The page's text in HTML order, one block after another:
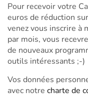
Pour recevoir votre
euros de réduction
venez vous inscrire à
par mois, vous
de nouveaux
outils intéressants ;-)
Vos données
avec notre charte de